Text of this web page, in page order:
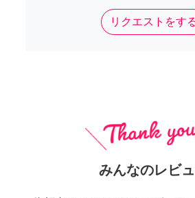
リクエストをす
みんなのレビ